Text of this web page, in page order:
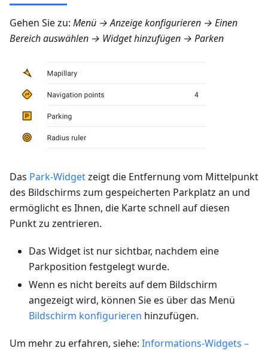
Gehen Sie zu: Menü → Anzeige konfigurieren → Einen
Bereich auswählen → Widget hinzufügen → Parken
Das Park-Widgetzeigt die Entfernung vom Mittelpunkt
des Bildschirms zum gespeicherten Parkplatz an und
ermöglicht es Ihnen, die Karte schnell auf diesen
Punkt zu zentrieren.
Das Widget ist nur sichtbar, nachdem eine
Parkposition festgelegt wurde.
Wenn es nicht bereits auf dem Bildschirm
angezeigt wird, können Sie es über das Menü
Bildschirm konfigurieren hinzufügen.
Um mehr zu erfahren, siehe: Informations-Widgets –